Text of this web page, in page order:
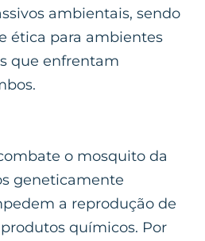
ambientais, sendo
ética para ambientes
que enfrentam
o mosquito da
geneticamente
a reprodução de
químicos. Por